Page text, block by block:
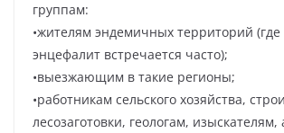
группам:
•жителям эндемичных территорий
энцефалит встречается часто);
•выезжающим в такие регионы;
•работникам сельского хозяйства,
лесозаготовки, геологам, изыскателям,